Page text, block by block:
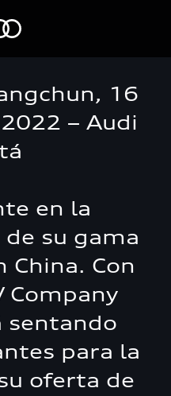
16
– Audi
en la
su gama
China. Con
Company
sentando
para la
oferta de